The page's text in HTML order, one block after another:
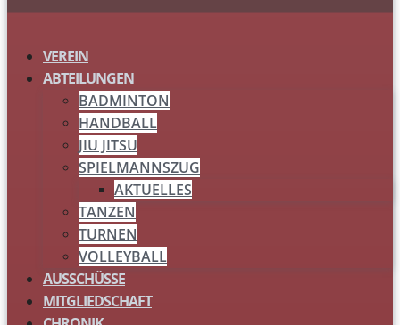
VEREIN
ABTEILUNGEN
BADMINTON
HANDBALL
JIU JITSU
SPIELMANNSZUG
AKTUELLES
TANZEN
TURNEN
VOLLEYBALL
AUSSCHÜSSE
MITGLIEDSCHAFT